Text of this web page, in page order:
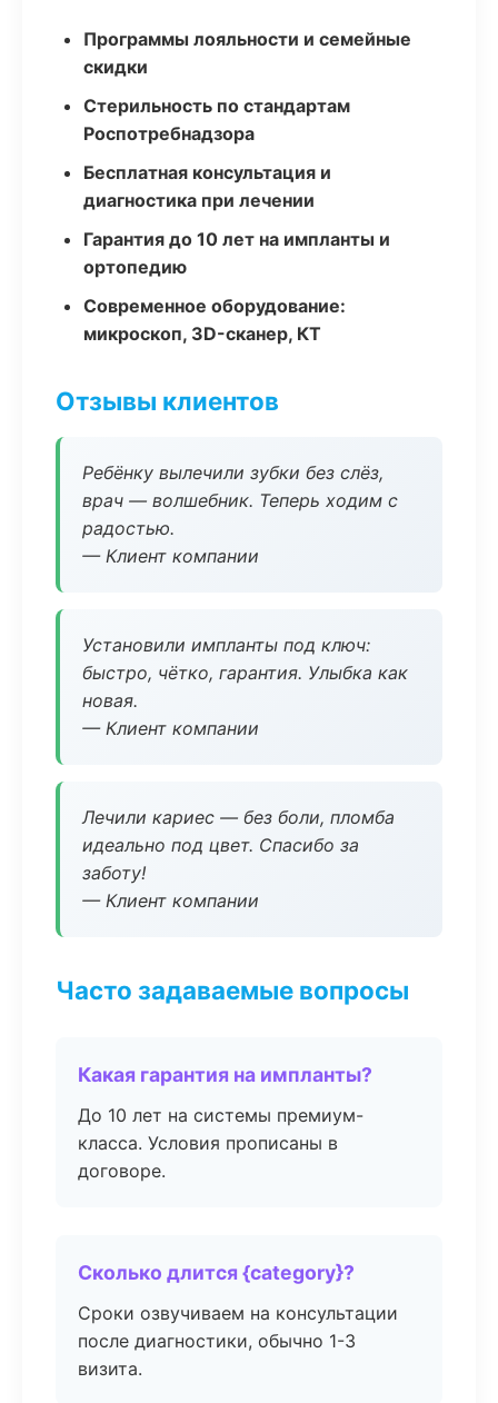
Программы лояльности и семейные
скидки
Стерильность по стандартам
Роспотребнадзора
Бесплатная консультация и
диагностика при лечении
Гарантия до 10 лет на импланты и
ортопедию
Современное оборудование:
микроскоп, 3D-сканер, КТ
Отзывы клиентов
Ребёнку вылечили зубки без слёз,
врач — волшебник. Теперь ходим с
радостью.
— Клиент компании
Установили импланты под ключ:
быстро, чётко, гарантия. Улыбка как
новая.
— Клиент компании
Лечили кариес — без боли, пломба
идеально под цвет. Спасибо за
заботу!
— Клиент компании
Часто задаваемые вопросы
Какая гарантия на импланты?
До 10 лет на системы премиум-
класса. Условия прописаны в
договоре.
Сколько длится {category}?
Сроки озвучиваем на консультации
после диагностики, обычно 1-3
визита.